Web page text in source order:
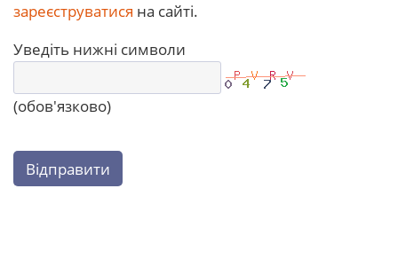
зареєструватися на сайті.
Уведіть нижні символи
(обов'язково)
Відправити